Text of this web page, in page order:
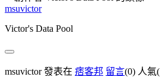
msuvictor
Victor's Data Pool
msuvictor 發表在 痞客邦 留言(0) 人氣(